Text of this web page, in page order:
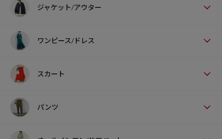
ジャケット/アウター
ワンピース/ドレス
スカート
パンツ